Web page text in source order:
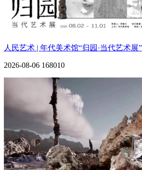
人民艺术 | 年代美术馆“归园·当代艺术展
2026-08-06 168010